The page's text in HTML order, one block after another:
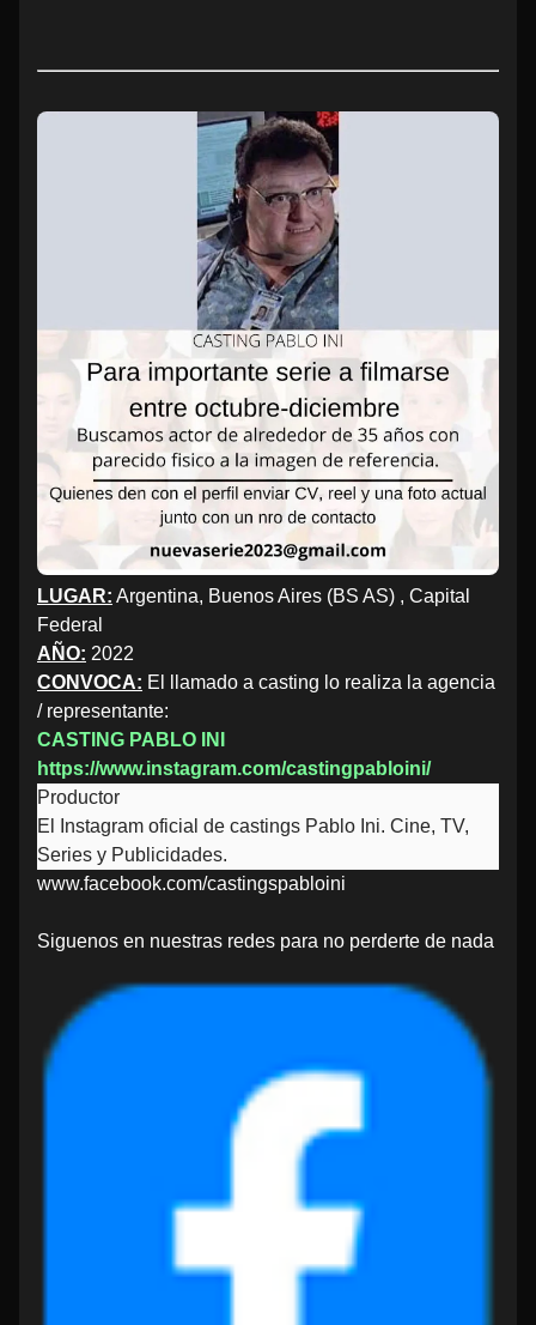
LUGAR: Argentina, Buenos Aires (BS AS) , Capital
Federal
AÑO: 2022
CONVOCA: El llamado a casting lo realiza la agencia
/ representante:
CASTING PABLO INI
https://www.instagram.com/castingpabloini/
Productor
El Instagram oficial de castings Pablo Ini. Cine, TV,
Series y Publicidades.
www.facebook.com/castingspabloini
Siguenos en nuestras redes para no perderte de nada